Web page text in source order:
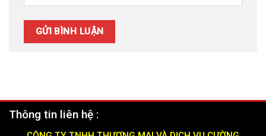
Thông tin liên hệ :